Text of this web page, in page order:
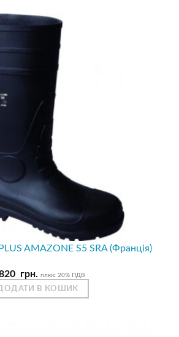
AMAZONE S5 SRA (Франція)
грн. плюс 20% ПДВ
В КОШИК